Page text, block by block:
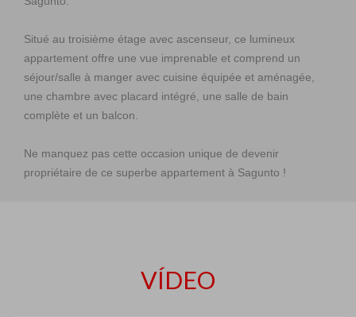
Situé au troisième étage avec ascenseur, ce lumineux
appartement offre une vue imprenable et comprend un
séjour/salle à manger avec cuisine équipée et aménagée,
une chambre avec placard intégré, une salle de bain
complète et un balcon.
Ne manquez pas cette occasion unique de devenir
propriétaire de ce superbe appartement à Sagunto !
VÍDEO